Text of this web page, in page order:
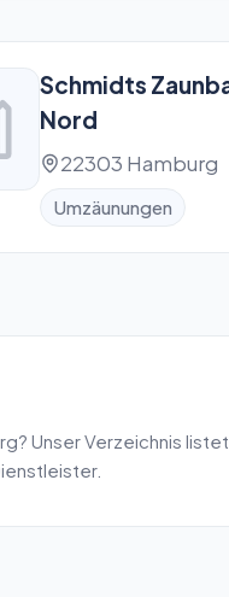
Schmidts
Nord
22303 Hamburg
Umzäunungen
? Unser Verzeichnis listet